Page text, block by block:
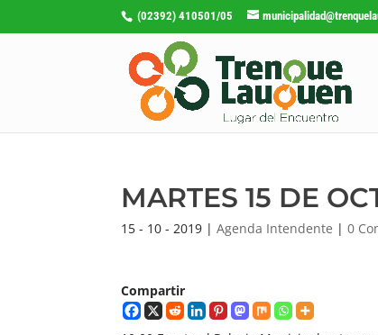
(02392) 410501/05
MARTES 15 DE
15 - 10 - 2019 |Agenda Intendente |0
Compartir